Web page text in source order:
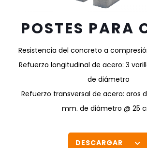
POSTES PARA
Resistencia del concreto a
Refuerzo longitudinal de acero: 3
de diámetro
Refuerzo transversal de acero: aros
mm. de diámetro @ 25
DESCARGAR